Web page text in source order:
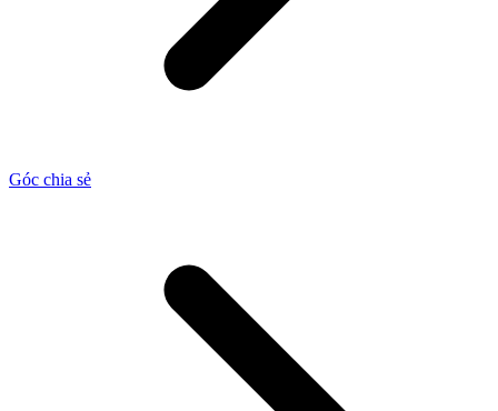
Góc chia sẻ